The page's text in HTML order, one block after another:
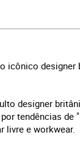
icônico designer
designer
tendências
livre e workwear.